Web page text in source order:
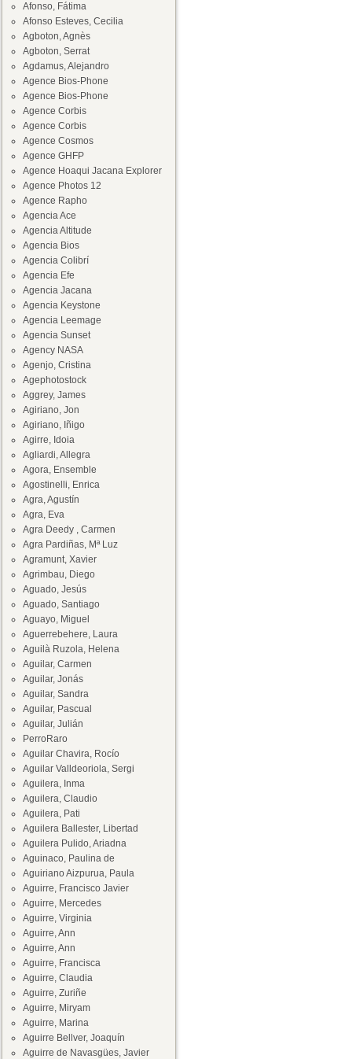
Afonso, Fátima
Afonso Esteves, Cecilia
Agboton, Agnès
Agboton, Serrat
Agdamus, Alejandro
Agence Bios-Phone
Agence Bios-Phone
Agence Corbis
Agence Corbis
Agence Cosmos
Agence GHFP
Agence Hoaqui Jacana Explorer
Agence Photos 12
Agence Rapho
Agencia Ace
Agencia Altitude
Agencia Bios
Agencia Colibrí
Agencia Efe
Agencia Jacana
Agencia Keystone
Agencia Leemage
Agencia Sunset
Agency NASA
Agenjo, Cristina
Agephotostock
Aggrey, James
Agiriano, Jon
Agiriano, Iñigo
Agirre, Idoia
Agliardi, Allegra
Agora, Ensemble
Agostinelli, Enrica
Agra, Agustín
Agra, Eva
Agra Deedy , Carmen
Agra Pardiñas, Mª Luz
Agramunt, Xavier
Agrimbau, Diego
Aguado, Jesús
Aguado, Santiago
Aguayo, Miguel
Aguerrebehere, Laura
Aguilà Ruzola, Helena
Aguilar, Carmen
Aguilar, Jonás
Aguilar, Sandra
Aguilar, Pascual
Aguilar, Julián
PerroRaro
Aguilar Chavira, Rocío
Aguilar Valldeoriola, Sergi
Aguilera, Inma
Aguilera, Claudio
Aguilera, Pati
Aguilera Ballester, Libertad
Aguilera Pulido, Ariadna
Aguinaco, Paulina de
Aguiriano Aizpurua, Paula
Aguirre, Francisco Javier
Aguirre, Mercedes
Aguirre, Virginia
Aguirre, Ann
Aguirre, Ann
Aguirre, Francisca
Aguirre, Claudia
Aguirre, Zuriñe
Aguirre, Miryam
Aguirre, Marina
Aguirre Bellver, Joaquín
Aguirre de Navasgües, Javier